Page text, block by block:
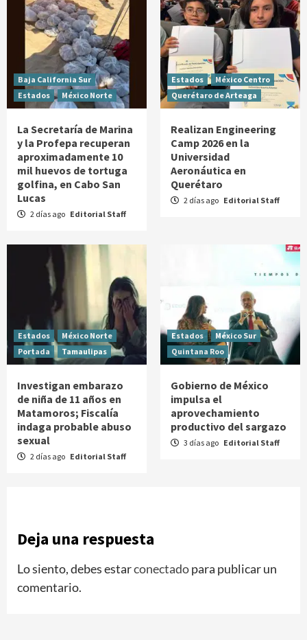
Baja California Sur
Estados
México Norte
La Secretaría de Marina
y la Profepa recuperan
aproximadamente 10
mil huevos de tortuga
golfina, en Cabo San
Lucas
2 días ago Editorial Staff
Estados
México Centro
Querétaro de Arteaga
Realizan Engineering
Camp 2026 en la
Universidad
Aeronáutica en
Querétaro
2 días ago Editorial Staff
Estados
México Norte
Portada
Tamaulipas
Investigan embarazo
de niña de 11 años en
Matamoros; Fiscalía
indaga probable abuso
sexual
2 días ago Editorial Staff
Estados
México Sur
Quintana Roo
Gobierno de México
impulsa el
aprovechamiento
productivo del sargazo
3 días ago Editorial Staff
Deja una respuesta
Lo siento, debes estarconectadopara publicar un
comentario.